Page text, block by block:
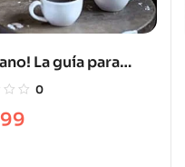
La guía para
preparar y
0